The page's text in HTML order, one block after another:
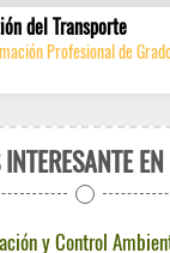
del Transporte
Profesional de
y Control